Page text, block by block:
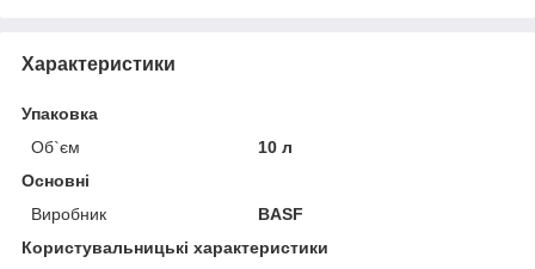
Характеристики
Упаковка
Об`єм
10 л
Основні
Виробник
BASF
Користувальницькі характеристики